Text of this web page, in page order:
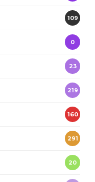
109
0
23
219
160
291
20